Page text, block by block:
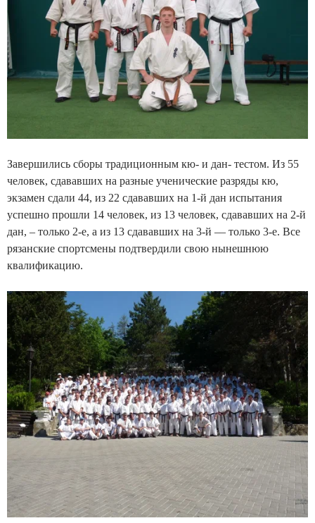
Завершились сборы традиционным кю- и дан- тестом. Из 55
человек, сдававших на разные ученические разряды кю,
экзамен сдали 44, из 22 сдававших на 1-й дан испытания
успешно прошли 14 человек, из 13 человек, сдававших на 2-й
дан, – только 2-е, а из 13 сдававших на 3-й –– только 3-е. Все
рязанские спортсмены подтвердили свою нынешнюю
квалификацию.